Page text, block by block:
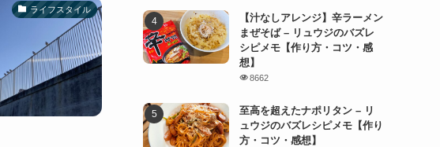
ライフスタイル
【汁なしアレンジ】辛ラーメン
まぜそば – リュウジのバズレ
シピメモ【作り方・コツ・感
想】
8662
至高を超えたナポリタン – リ
ュウジのバズレシピメモ【作り
方・コツ・感想】